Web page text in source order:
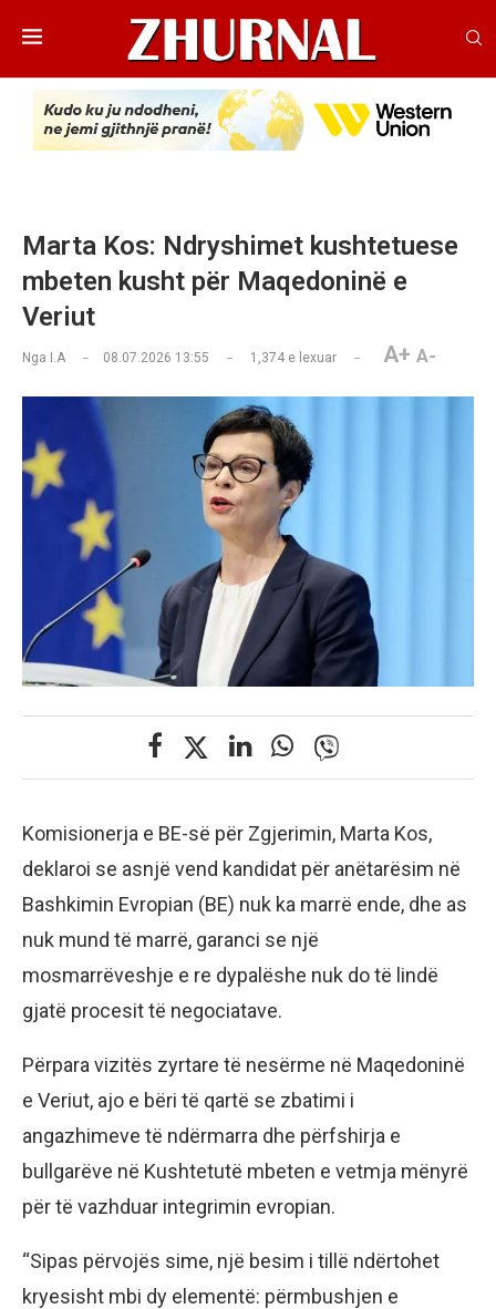
Marta Kos: Ndryshimet kushtetuese
mbeten kusht për Maqedoninë e
Veriut
Nga I.A 08.07.2026 13:55 1,374 e lexuar A+ A-
Komisionerja e BE-së për Zgjerimin, Marta Kos,
deklaroi se asnjë vend kandidat për anëtarësim në
Bashkimin Evropian (BE) nuk ka marrë ende, dhe as
nuk mund të marrë, garanci se një
mosmarrëveshje e re dypalëshe nuk do të lindë
gjatë procesit të negociatave.
Përpara vizitës zyrtare të nesërme në Maqedoninë
e Veriut, ajo e bëri të qartë se zbatimi i
angazhimeve të ndërmarra dhe përfshirja e
bullgarëve në Kushtetutë mbeten e vetmja mënyrë
për të vazhduar integrimin evropian.
“Sipas përvojës sime, një besim i tillë ndërtohet
kryesisht mbi dy elementë: përmbushjen e